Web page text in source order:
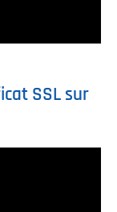
SSL sur